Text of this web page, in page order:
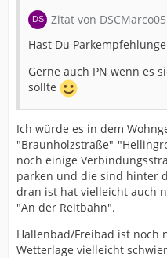
Zitat von DSCMarco05
Hast Du
Gerne auch PN wenn es
sollte
Ich würde es in dem
"Braunholzstraße"-
noch einige
parken und die sind hinter
dran ist hat vielleicht auch
"An der Reitbahn".
Hallenbad/Freibad ist noch
Wetterlage vielleicht